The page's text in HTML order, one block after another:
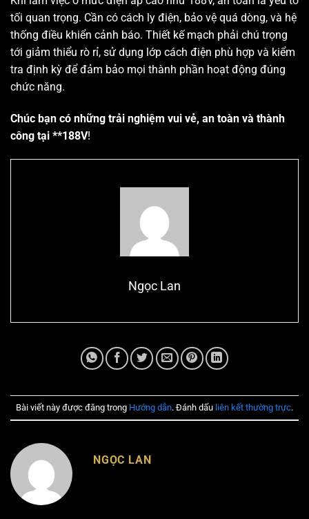
tối quan trọng. Cần có cách ly điện, bảo vệ quá dòng, và hệ
thống điều khiển cảnh báo. Thiết kế mạch phải chú trọng
tới giảm thiểu rò rỉ, sử dụng lớp cách điện phù hợp và kiểm
tra định kỳ để đảm bảo mọi thành phần hoạt động đúng
chức năng.
Chúc bạn có những trải nghiệm vui vẻ, an toàn và thành
công tại **188V!
Ngọc Lan
Bài viết này được đăng trong Hướng dẫn. Đánh dấu liên kết thường trực.
NGỌC LAN